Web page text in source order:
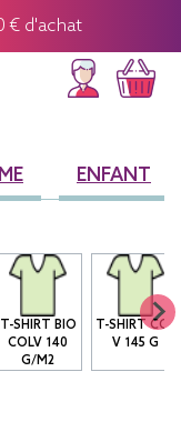
€ d'achat
ENFANT
T-SHIRT BIO
COLV 140
G/M2
T-SHIRT COL
V 145 G